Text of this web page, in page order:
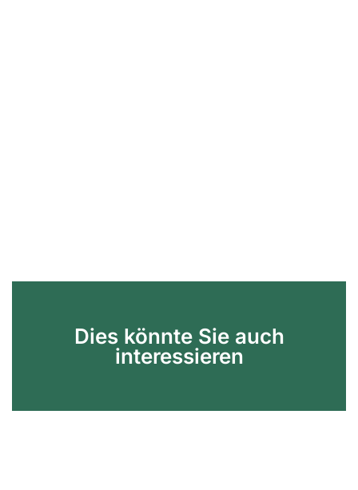
Dies könnte Sie auch
interessieren